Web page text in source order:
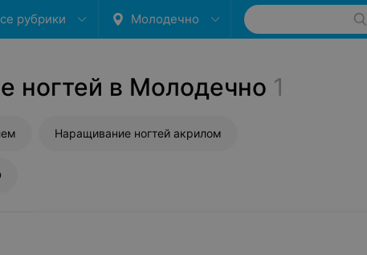
рубрики Молодечно
ногтей в Молодечно 1
Наращивание ногтей акрилом